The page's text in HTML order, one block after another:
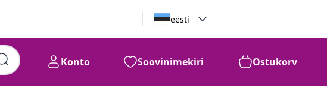
eesti
Konto Soovinimekiri Ostukorv